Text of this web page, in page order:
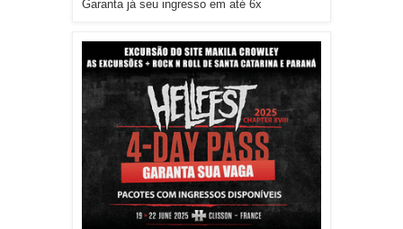
Garanta já seu ingresso em até 6x